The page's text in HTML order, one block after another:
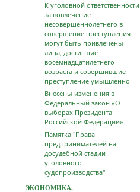
К уголовной ответственности
за вовлечение
несовершеннолетнего в
совершение преступления
могут быть привлечены
лица, достигшие
восемнадцатилетнего
возраста и совершившие
преступление умышленно
Внесены изменения в
Федеральный закон «О
выборах Президента
Российской Федерации»
Памятка "Права
предпринимателей на
досудебной стадии
уголовного
судопроизводства"
ЭКОНОМИКА,